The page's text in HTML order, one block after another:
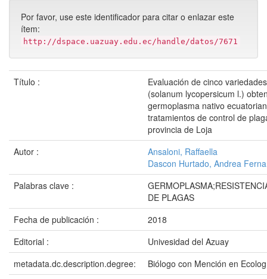
Por favor, use este identificador para citar o enlazar este
ítem:
http://dspace.uazuay.edu.ec/handle/datos/7671
Título :
Evaluación de cinco
(solanum lycopersicum l.)
germoplasma nativo
tratamientos de control de
provincia de Loja
Autor :
Ansaloni, Raffaella
Dascon Hurtado, Andrea
Palabras clave :
DE PLAGAS
Fecha de publicación :
2018
Editorial :
Univesidad del Azuay
metadata.dc.description.degree:
Biólogo con Mención en